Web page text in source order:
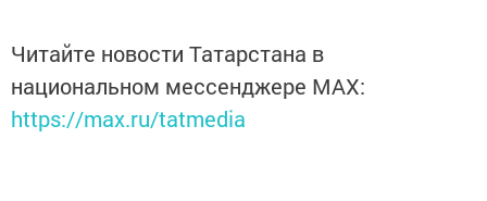
Читайте новости Татарстана в
национальном мессенджере MАХ:
https://max.ru/tatmedia